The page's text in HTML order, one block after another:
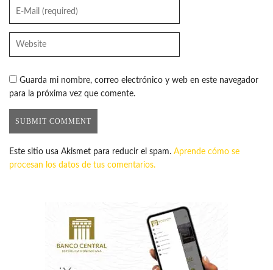
Guarda mi nombre, correo electrónico y web en este navegador
para la próxima vez que comente.
Este sitio usa Akismet para reducir el spam. Aprende cómo se
procesan los datos de tus comentarios.